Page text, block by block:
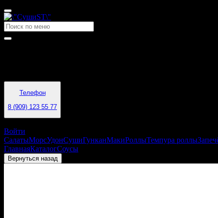
Телефон
8 (909) 123 55 77
Войти
СалатыМорсУдонСушиГунканМакиРоллыТемпура роллы
ГлавнаяКаталогСоусы
Вернуться назад